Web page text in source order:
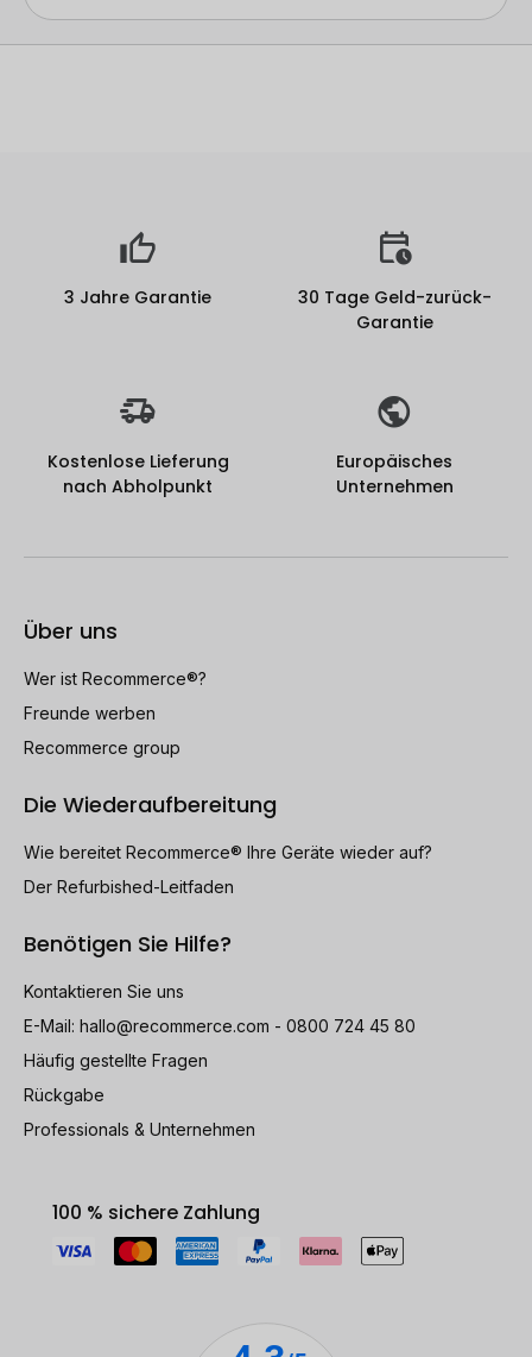
3 Jahre Garantie
30 Tage Geld-zurück-
Garantie
Kostenlose Lieferung
nach Abholpunkt
Europäisches
Unternehmen
Über uns
Wer ist Recommerce®?
Freunde werben
Recommerce group
Die Wiederaufbereitung
Wie bereitet Recommerce® Ihre Geräte wieder auf?
Der Refurbished-Leitfaden
Benötigen Sie Hilfe?
Kontaktieren Sie uns
E-Mail: hallo@recommerce.com - 0800 724 45 80
Häufig gestellte Fragen
Rückgabe
Professionals & Unternehmen
100 % sichere Zahlung